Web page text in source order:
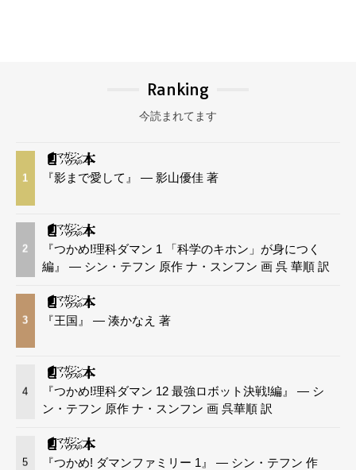
Ranking
今読まれてます
1 『影まで愛して』 — 影山優佳 著
2
『つかめ!理科ダマン 1 「科学のキホン」が身につく
編』 — シン・テフン 原作 ナ・スンフン 画 呉 華順 訳
3 『王国』 — 湊かなえ 著
4
『つかめ!理科ダマン 12 最強ロボット決戦!編』 — シ
ン・テフン 原作 ナ・スンフン 画 呉華順 訳
5
『つかめ! ダマンファミリー 1』 — シン・テフン 作